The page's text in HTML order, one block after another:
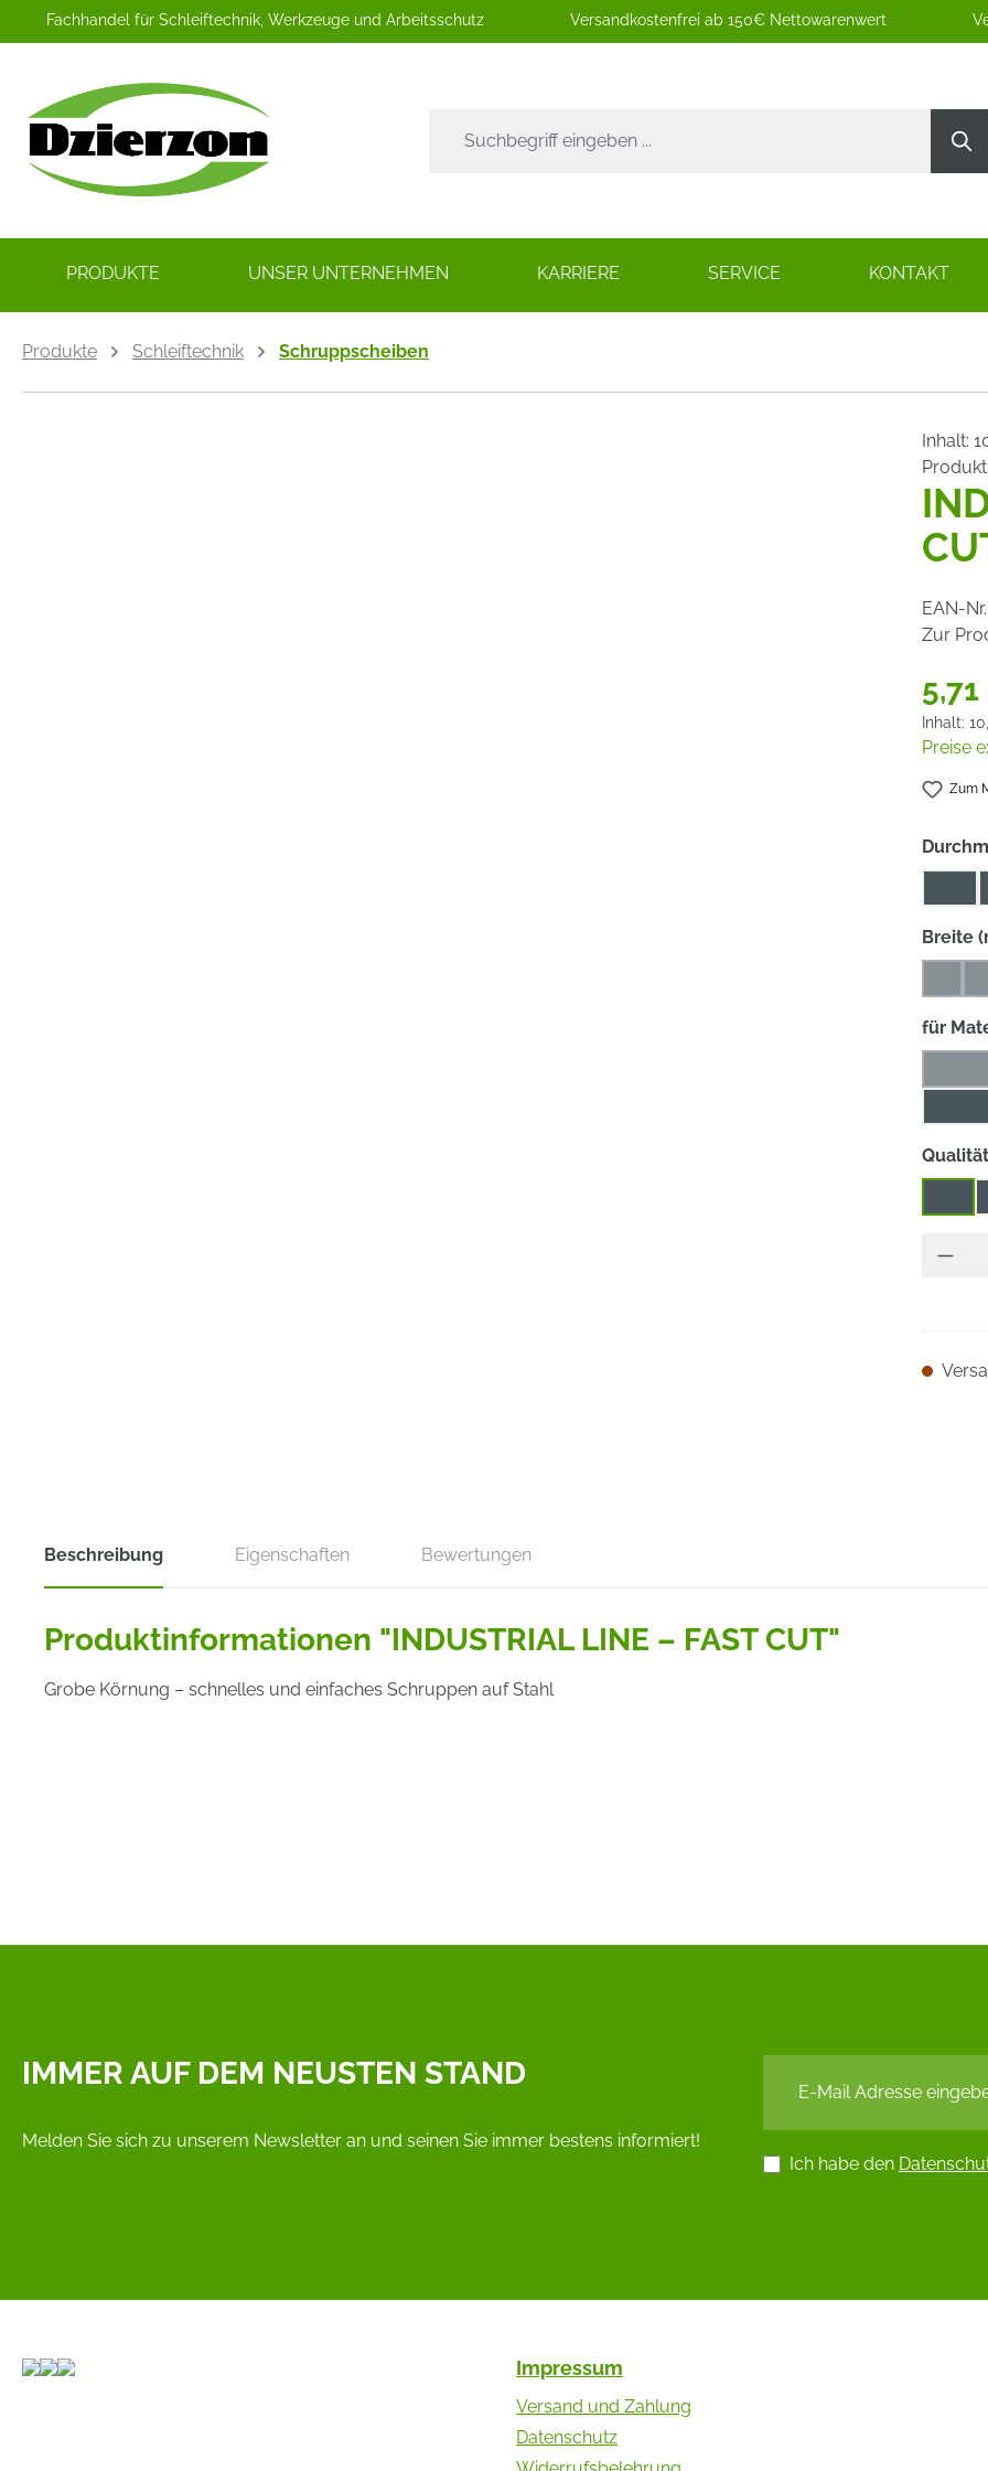
Zur Hauptnavigation springen
Fachhandel für Schleiftechnik, Werkzeuge und Arbeitsschutz Versandkostenfrei ab 150€ Nettowarenwert
PRODUKTE UNSER UNTERNEHMEN KARRIERE SERVICE KONTAKT
Produkte Schleiftechnik Schruppscheiben
Inhalt:
EAN-Nr.:
Zur
Inhalt:
Preise
Zum
Breite
für
Qualität
Beschreibung Eigenschaften Bewertungen
Produktinformationen "INDUSTRIAL LINE – FAST CUT"
Grobe Körnung – schnelles und einfaches Schruppen auf Stahl
IMMER AUF DEM NEUSTEN STAND
Melden Sie sich zu unserem Newsletter an und seinen Sie immer bestens informiert!
Ich habe den
Impressum
Versand und Zahlung
Datenschutz